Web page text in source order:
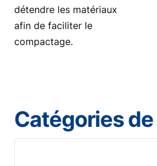
détendre les matériaux
afin de faciliter le
compactage.
Catégories